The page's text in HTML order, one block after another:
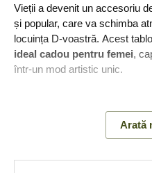
Vieții a devenit un accesoriu
și popular, care va schimba
locuința D-voastră. Acest
ideal cadou pentru femei,
într-un mod artistic unic.
Principalele Arată